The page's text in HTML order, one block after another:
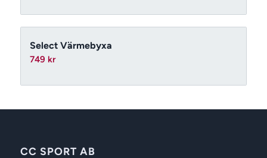
Select Värmebyxa
749 kr
CC SPORT AB